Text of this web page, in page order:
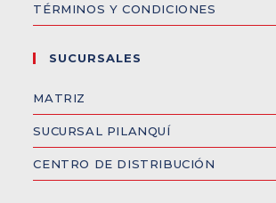
TÉRMINOS Y CONDICIONES
SUCURSALES
MATRIZ
SUCURSAL PILANQUÍ
CENTRO DE DISTRIBUCIÓN